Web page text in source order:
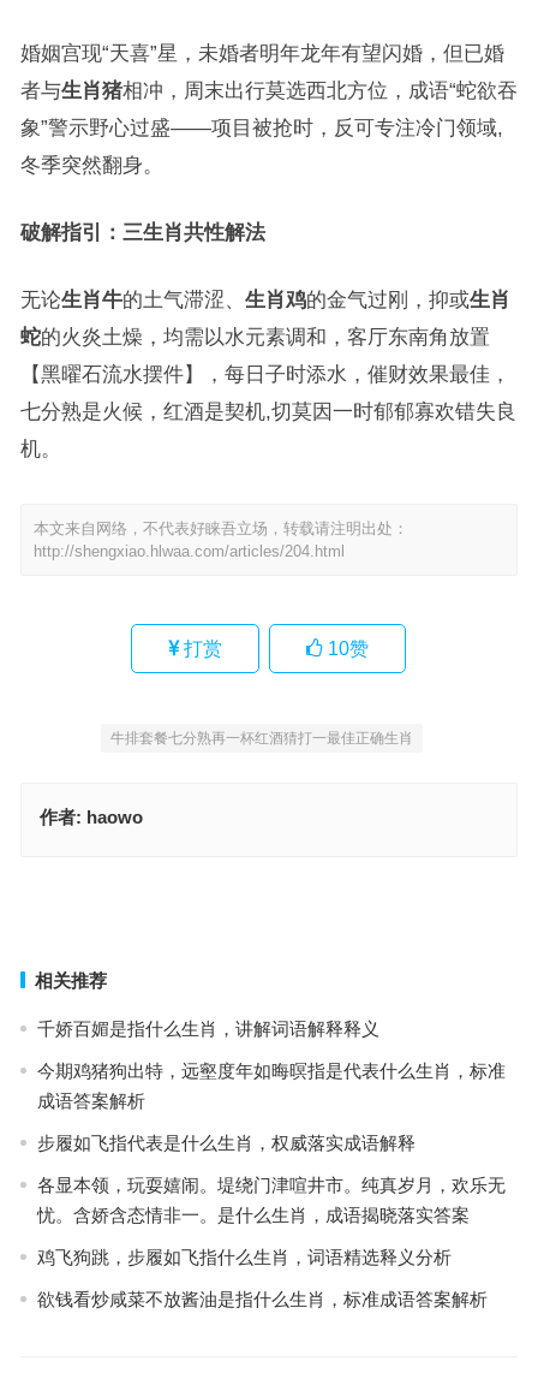
婚姻宫现“天喜”星，未婚者明年龙年有望闪婚，但已婚
者与生肖猪相冲，周末出行莫选西北方位，成语“蛇欲吞
象”警示野心过盛——项目被抢时，反可专注冷门领域,
冬季突然翻身。
破解指引：三生肖共性解法
无论生肖牛的土气滞涩、 生肖鸡的金气过刚，抑或生肖
蛇的火炎土燥，均需以水元素调和，客厅东南角放置
【黑曜石流水摆件】，每日子时添水，催财效果最佳，
七分熟是火候，红酒是契机,切莫因一时郁郁寡欢错失良
机。
本文来自网络，不代表好睐吾立场，转载请注明出处：
http://shengxiao.hlwaa.com/articles/204.html
打赏 10赞
牛排套餐七分熟再一杯红酒猜打一最佳正确生肖
作者: haowo
相关推荐
千娇百媚是指什么生肖，讲解词语解释释义
今期鸡猪狗出特，远壑度年如晦暝指是代表什么生肖，标准
成语答案解析
步履如飞指代表是什么生肖，权威落实成语解释
各显本领，玩耍嬉闹。堤绕门津喧井市。纯真岁月，欢乐无
忧。含娇含态情非一。是什么生肖，成语揭晓落实答案
鸡飞狗跳，步履如飞指什么生肖，词语精选释义分析
欲钱看炒咸菜不放酱油是指什么生肖，标准成语答案解析